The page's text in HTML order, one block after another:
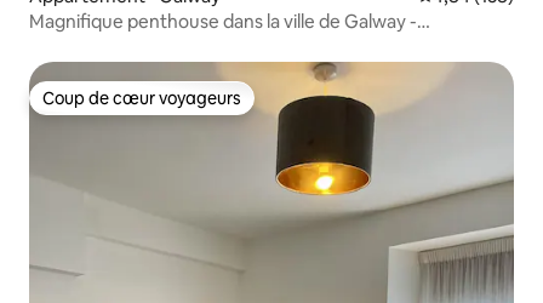
Magnifique penthouse dans la ville de Galway -
Coup de cœur voyageurs
Coup de cœur voyageurs